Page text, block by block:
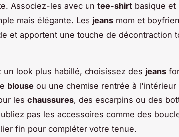
Associez-les avec un tee-shirt basique et
mais élégante. Les jeans mom et
et apportent une touche de décontraction
un look plus habillé, choisissez des jeans
blouse ou une chemise rentrée à l'intérieur
les chaussures, des escarpins ou des
pas les accessoires comme des
fin pour compléter votre tenue.